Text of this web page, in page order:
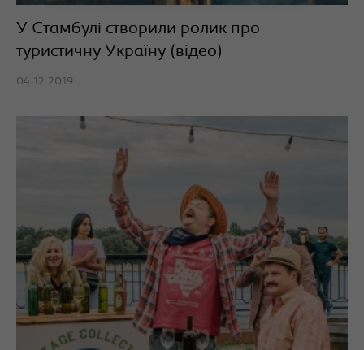
У Стамбулі створили ролик про
туристичну Україну (відео)
04.12.2019